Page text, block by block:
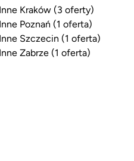
Kraków (3 oferty)
Poznań (1 oferta)
Szczecin (1 oferta)
Zabrze (1 oferta)